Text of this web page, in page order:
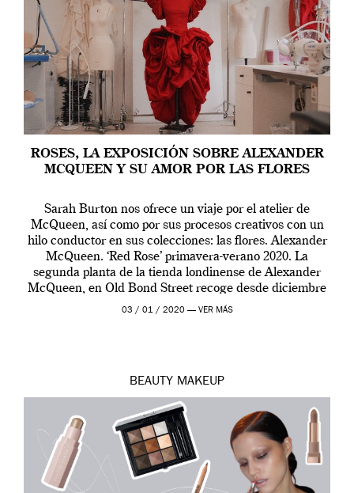
ROSES, LA EXPOSICIÓN SOBRE ALEXANDER
MCQUEEN Y SU AMOR POR LAS FLORES
Sarah Burton nos ofrece un viaje por el atelier de
McQueen, así como por sus procesos creativos con un
hilo conductor en sus colecciones: las flores. Alexander
McQueen. ‘Red Rose’ primavera-verano 2020. La
segunda planta de la tienda londinense de Alexander
McQueen, en Old Bond Street recoge desde diciembre
de 2019 hasta final de abril […]
03 / 01 / 2020 — VER MÁS
BEAUTY MAKEUP